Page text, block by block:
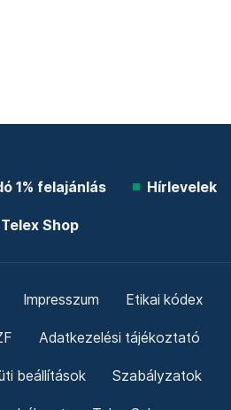
1% felajánlás Hírlevelek
Telex Shop
Impresszum Etikai kódex
Adatkezelési tájékoztató
beállítások Szabályzatok